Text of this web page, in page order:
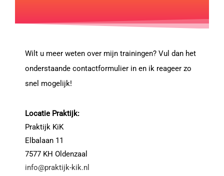
Wilt u meer weten over mijn trainingen? Vul dan het
onderstaande contactformulier in en ik reageer zo
snel mogelijk!
Locatie Praktijk:
Praktijk KiK
Elbalaan 11
7577 KH Oldenzaal
info@praktijk-kik.nl